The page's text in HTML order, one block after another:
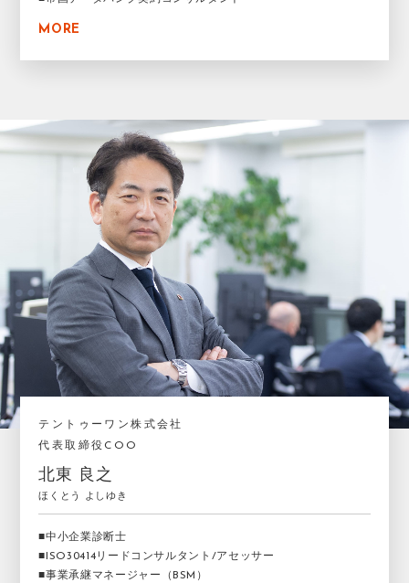
MORE
テントゥーワン株式会社
代表取締役COO
北東 良之
ほくとう よしゆき
■中小企業診断士
■ISO30414リードコンサルタント/アセッサー
■事業承継マネージャー（BSM）